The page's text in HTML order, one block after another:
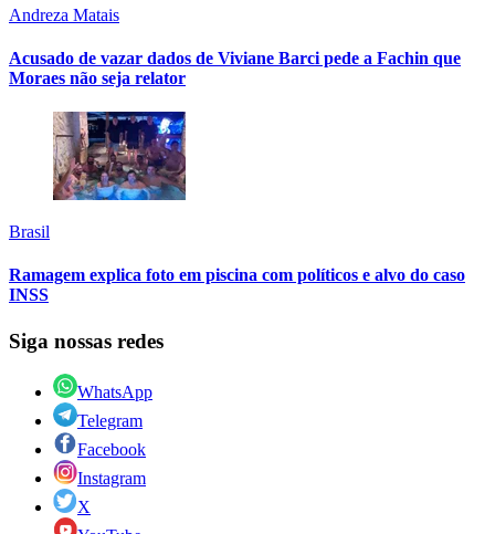
Andreza Matais
Acusado de vazar dados de Viviane Barci pede a Fachin que
Moraes não seja relator
Brasil
Ramagem explica foto em piscina com políticos e alvo do caso
INSS
Siga nossas redes
WhatsApp
Telegram
Facebook
Instagram
X